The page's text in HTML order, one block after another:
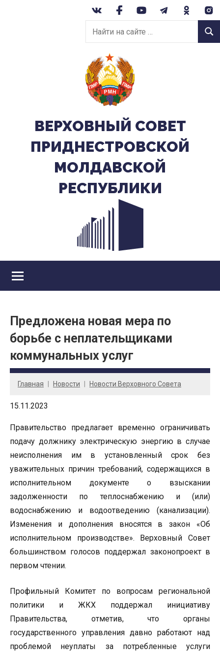
Найти
на
сайте:
ВЕРХОВНЫЙ CОВЕТ
ПРИДНЕСТРОВСКОЙ
МОЛДАВСКОЙ
РЕСПУБЛИКИ
Предложена новая мера по
борьбе с неплательщиками
коммунальных услуг
Главная Новости Новости Верховного Совета
15.11.2023
Правительство предлагает временно ограничивать
подачу должнику электрическую энергию в случае
неисполнения им в установленный срок без
уважительных причин требований, содержащихся в
исполнительном документе о взыскании
задолженности по теплоснабжению и (или)
водоснабжению и водоотведению (канализации).
Изменения и дополнения вносятся в закон «Об
исполнительном производстве». Верховный Совет
большинством голосов поддержал законопроект в
первом чтении.
Профильный Комитет по вопросам региональной
политики и ЖКХ поддержал инициативу
Правительства, отметив, что органы
государственного управления давно работают над
проблемой неуплаты за потребленные услуги